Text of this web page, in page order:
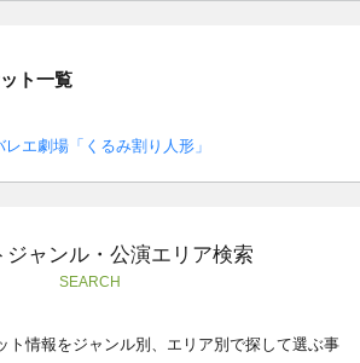
ト一覧
エ劇場「くるみ割り人形」
ジャンル・公演エリア検索
SEARCH
ト情報をジャンル別、エリア別で探して選ぶ事